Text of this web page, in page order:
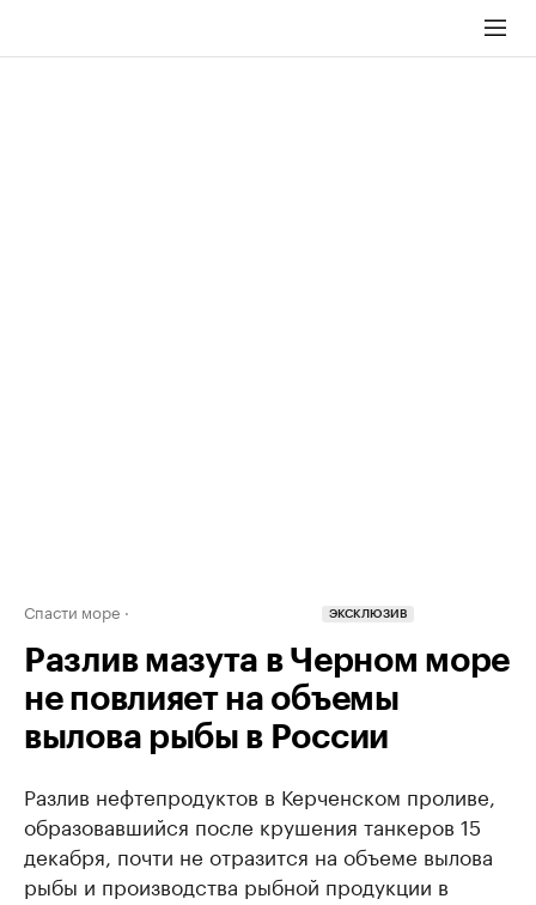
Спасти море ЭКСКЛЮЗИВ
Разлив мазута в Черном море
не повлияет на объемы
вылова рыбы в России
Разлив нефтепродуктов в Керченском проливе,
образовавшийся после крушения танкеров 15
декабря, почти не отразится на объеме вылова
рыбы и производства рыбной продукции в